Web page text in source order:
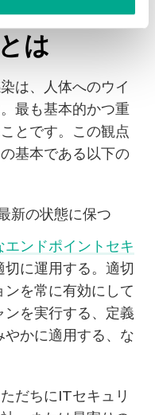
は
は、人体へのウイ
最も基本的かつ重
とです。この観点
基本である以下の
新の状態に保つ
エンドポイントセキ
切に運用する。適切
を常に有効にして
を実行する、定義
かに適用する、な
だちにITセキュリ